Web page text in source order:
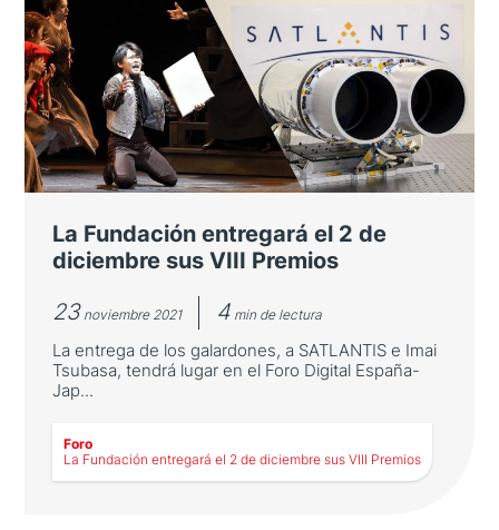
El Foro Digital España Japón 2021
subraya la importancia de la
colaboración bilateral
El Foro congrega a expertos de ambos países
para debatir sobre el papel de los dos países
en el mundo postcovid.
La Fundación entregará el 2 de
diciembre sus VIII Premios
23noviembre 2021 4 min de lectura
La entrega de los galardones, a SATLANTIS e Imai
Tsubasa, tendrá lugar en el Foro Digital España-
Jap...
Foro
La Fundación entregará el 2 de diciembre sus VIII Premios